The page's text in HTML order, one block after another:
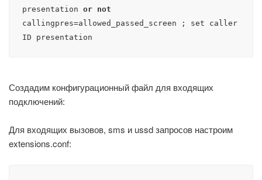
presentation or
not
callingpres=allowed_passed_screen ; set caller
ID presentation
Создадим конфигурационный файл для входящих
подключений:
Для входящих вызовов, sms и ussd запросов настроим
extensions.conf: